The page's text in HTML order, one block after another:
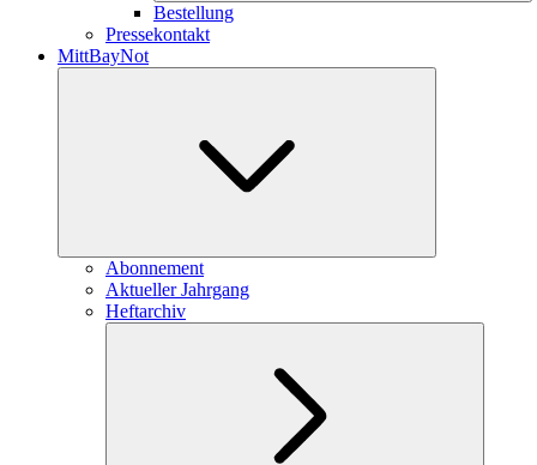
Bestellung
Pressekontakt
MittBayNot
Abonnement
Aktueller Jahrgang
Heftarchiv